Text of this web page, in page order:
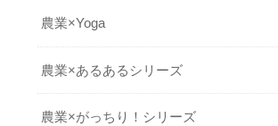
農業×Yoga
農業×あるあるシリーズ
農業×がっちり！シリーズ